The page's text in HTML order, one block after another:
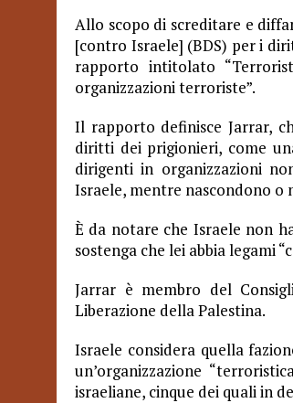
Allo scopo di screditare e
[contro Israele] (BDS) per i
rapporto intitolato
organizzazioni terroriste”.
Il rapporto definisce Jarrar,
diritti dei prigionieri, come
dirigenti in organizzazioni
Israele, mentre nascondono o
È da notare che Israele non
sostenga che lei abbia legami
Jarrar è membro del
Liberazione della Palestina.
Israele considera quella
un’organizzazione
israeliane, cinque dei quali in